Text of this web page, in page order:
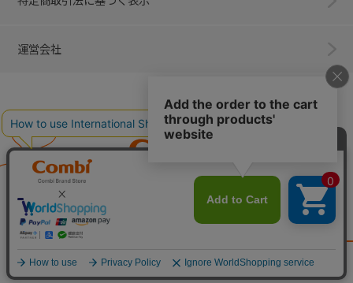
運営会社
ベビー用品のコンビ株式会社
All Right Reserved. Copyright © Combi Corporation.